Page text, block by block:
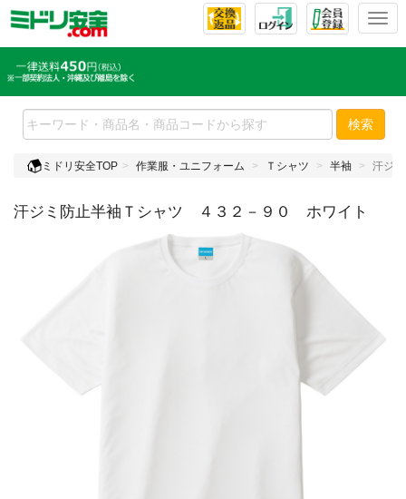
T
l
e
n
v
検索
ミドリ安全TOP 作業服・ユニフォーム Ｔシャツ 半袖 汗ジ
汗ジミ防止半袖Ｔシャツ ４３２－９０ ホワイト